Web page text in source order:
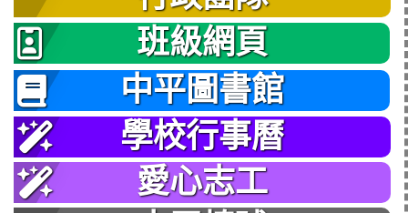
班級網頁
中平圖書館
學校行事曆
愛心志工